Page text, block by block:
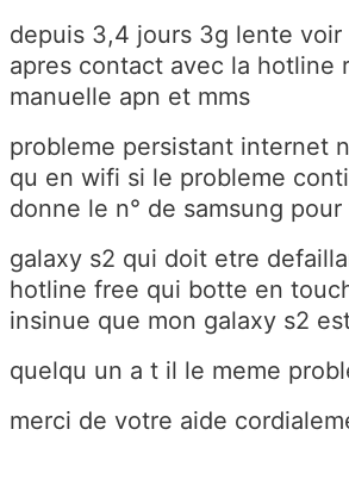
depuis 3,4 jours 3g lente voir
apres contact avec la hotline
manuelle apn et mms
probleme persistant internet
qu en wifi si le probleme
donne le n° de samsung
galaxy s2 qui doit etre
hotline free qui botte en
insinue que mon galaxy s2
quelqu un a t il le meme
merci de votre aide